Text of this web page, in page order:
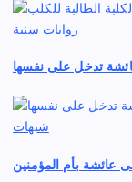
روايات سنية
تدخل على نفسها
شبهات
عائشة بأم المؤمنين